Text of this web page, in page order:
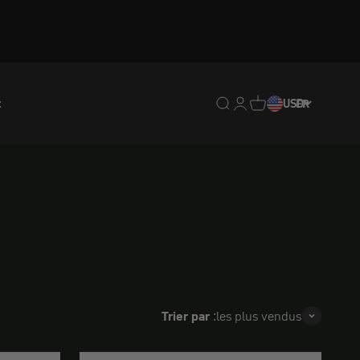
Translation missing :
Translation missing :
Traduction
USDFR
Trier par :les plus vendus